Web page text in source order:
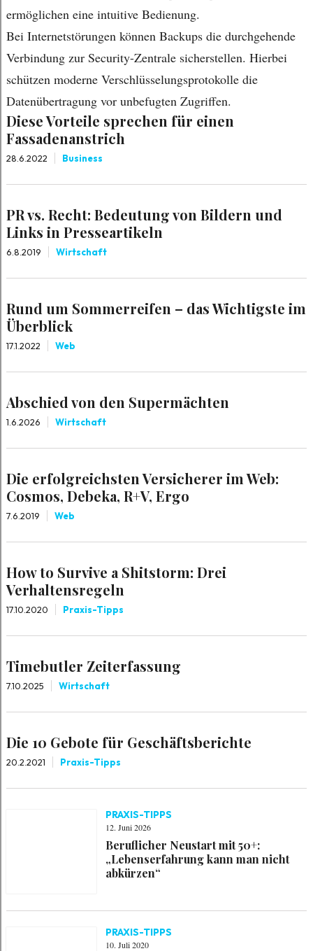
ermöglichen eine intuitive Bedienung.
Bei Internetstörungen können Backups die durchgehende
Verbindung zur Security-Zentrale sicherstellen. Hierbei
schützen moderne Verschlüsselungsprotokolle die
Datenübertragung vor unbefugten Zugriffen.
Diese Vorteile sprechen für einen
Fassadenanstrich
28.6.2022 Business
PR vs. Recht: Bedeutung von Bildern und
Links in Presseartikeln
6.8.2019 Wirtschaft
Rund um Sommerreifen – das Wichtigste im
Überblick
17.1.2022 Web
Abschied von den Supermächten
1.6.2026 Wirtschaft
Die erfolgreichsten Versicherer im Web:
Cosmos, Debeka, R+V, Ergo
7.6.2019 Web
How to Survive a Shitstorm: Drei
Verhaltensregeln
17.10.2020 Praxis-Tipps
Timebutler Zeiterfassung
7.10.2025 Wirtschaft
Die 10 Gebote für Geschäftsberichte
20.2.2021 Praxis-Tipps
PRAXIS-TIPPS
12. Juni 2026
Beruflicher Neustart mit 50+:
„Lebenserfahrung kann man nicht
abkürzen“
PRAXIS-TIPPS
10. Juli 2020